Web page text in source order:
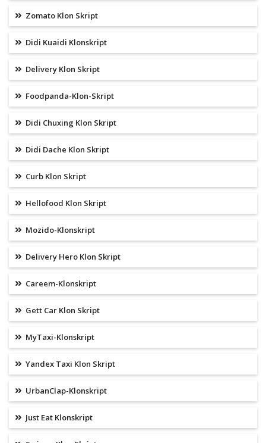
Zomato Klon Skript
Didi Kuaidi Klonskript
Delivery Klon Skript
Foodpanda-Klon-Skript
Didi Chuxing Klon Skript
Didi Dache Klon Skript
Curb Klon Skript
Hellofood Klon Skript
Mozido-Klonskript
Delivery Hero Klon Skript
Careem-Klonskript
Gett Car Klon Skript
MyTaxi-Klonskript
Yandex Taxi Klon Skript
UrbanClap-Klonskript
Just Eat Klonskript